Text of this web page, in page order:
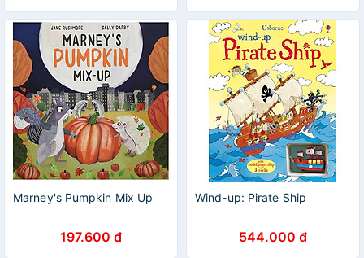
Marney's Pumpkin Mix Up
197.600 đ
Wind-up: Pirate Ship
544.000 đ